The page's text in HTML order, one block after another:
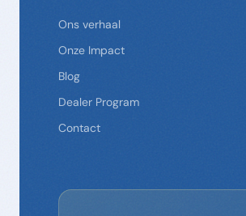
Ons verhaal
Onze Impact
Blog
Dealer Program
Contact